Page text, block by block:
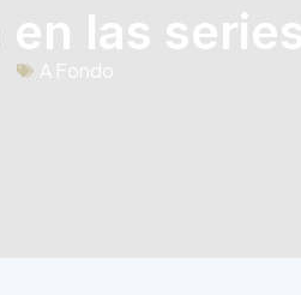
en las
A Fondo